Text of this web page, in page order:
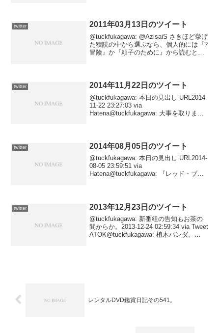
twitter 2011年03月13日のツイート
@tuckfukagawa: @AzisaiS さきほど挙げ
た積読の中から選ぶなら、個人的には『?
冒険』か『頼子のために』から読むとい
twitter 2014年11月22日のツイート
@tuckfukagawa: 本日の見出し URL2014-
11-22 23:27:03 via
Hatena@tuckfukagawa: 大事を取りまし
twitter 2014年08月05日のツイート
@tuckfukagawa: 本日の見出し URL2014-
08-05 23:59:51 via
Hatena@tuckfukagawa: 『レッド・ブロ
twitter 2013年12月23日のツイート
@tuckfukagawa: 新番組の告知もお茶の
間からか。2013-12-24 02:59:34 via Tweet
ATOK@tuckfukagawa: 植木パンダ。
レンタルDVD鑑賞日記その541。